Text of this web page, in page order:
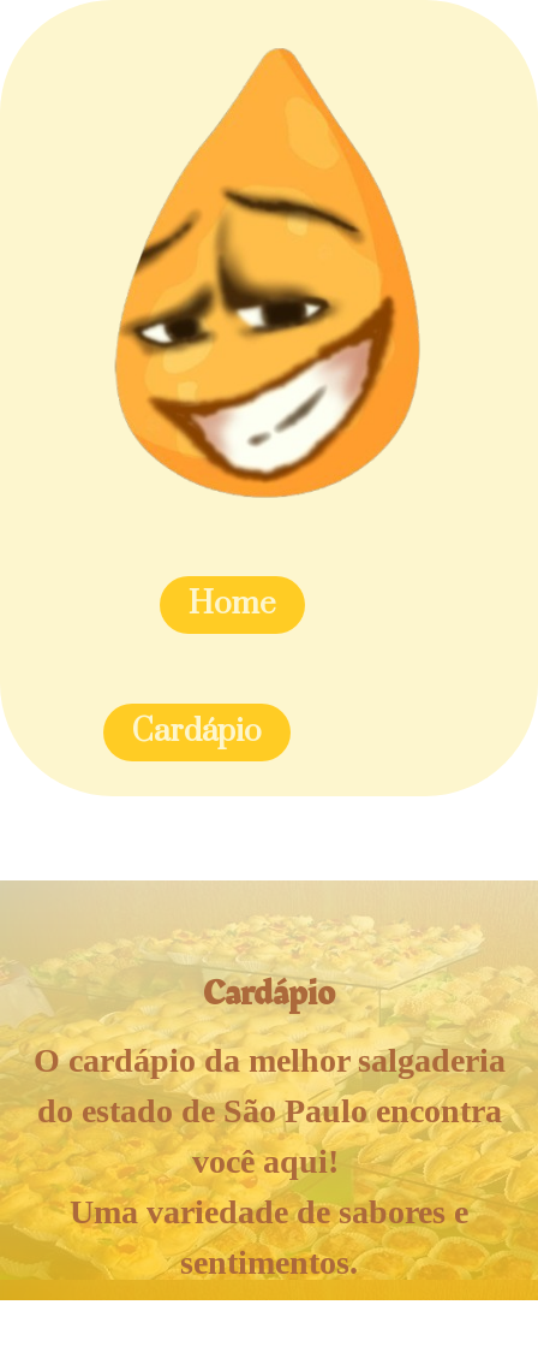
Home
Cardápio
Cardápio
O cardápio da melhor salgaderia
do estado de São Paulo encontra
você aqui!
Uma variedade de sabores e
sentimentos.